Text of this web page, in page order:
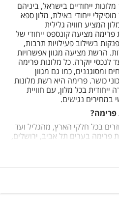
רשת מלונות פרימה מנהלת 14 מלונות ייחודיים בישראל, ביניהם
ייחודי באילת, מלון ספא
המציע חוויה גלילית
מציעה קונספט ייחודי של
בשילוב פעילויות תרבות,
הרשת מציעה מגוון אפשרויות
לנכסי יוקרה. כל מלונות פרימה
ומסוגננים, כמו גם מגוון
כושר. פרימה היא רשת מלונות
בכל מלון, עם חוויית
במחירים נגישים.
בכל חלקי הארץ, מהגליל ועד
פרימה בערים תל אביב, ירושלים,
אביב, מלון זה נמצא במרחק של
המרכזיות של העיר.
זה ממוקם ברחוב הירקון